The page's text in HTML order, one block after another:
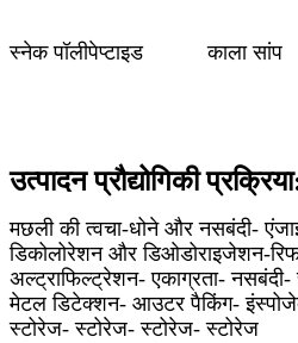
स्नेक पॉलीपेप्टाइड काला सांप
उत्पादन प्रौद्योगिकी
मछली की त्वचा-धोने और नसबंदी-
डिकोलोरेशन और डिओडोराइजेशन-
अल्ट्राफिल्ट्रेशन- एकाग्रता- नसबंदी-
मेटल डिटेक्शन- आउटर पैकिंग-
स्टोरेज- स्टोरेज- स्टोरेज- स्टोरेज